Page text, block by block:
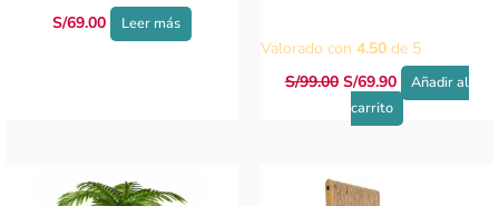
S/69.00 Leer más
Valorado con 4.50 de 5
S/99.00 S/69.90
Añadir al
carrito